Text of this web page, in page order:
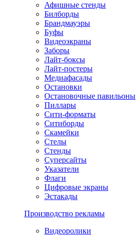
Афишные стенды
Билборды
Брандмауэры
Буфы
Видеоэкраны
Заборы
Лайт-боксы
Лайт-постеры
Медиафасады
Остановки
Остановочные павильоны
Пиллары
Сити-форматы
Ситиборды
Скамейки
Стелы
Стенды
Суперсайты
Указатели
Флаги
Цифровые экраны
Эстакады
Производство рекламы
Видеоролики